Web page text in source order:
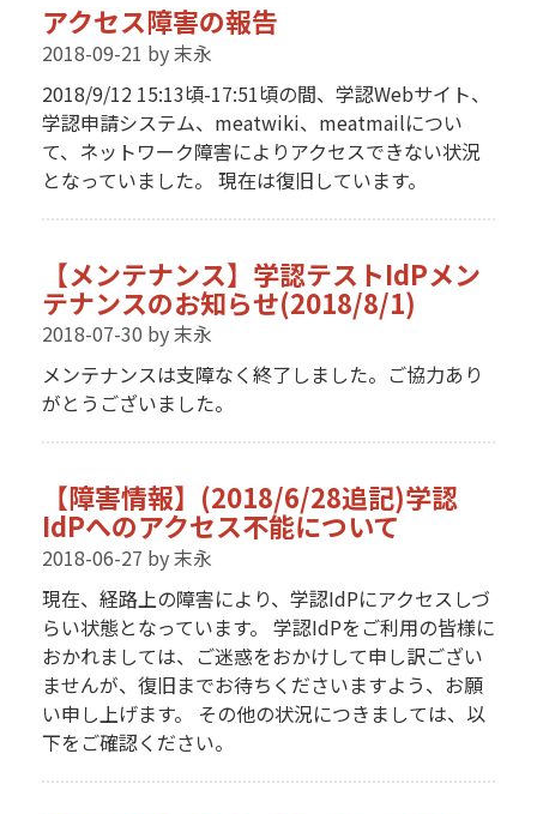
アクセス障害の報告
2018-09-21 by 末永
2018/9/12 15:13頃-17:51頃の間、学認Webサイト、
学認申請システム、meatwiki、meatmailについ
て、ネットワーク障害によりアクセスできない状況
となっていました。 現在は復旧しています。
【メンテナンス】学認テストIdPメン
テナンスのお知らせ(2018/8/1)
2018-07-30 by 末永
メンテナンスは支障なく終了しました。ご協力あり
がとうございました。
【障害情報】(2018/6/28追記)学認
IdPへのアクセス不能について
2018-06-27 by 末永
現在、経路上の障害により、学認IdPにアクセスしづ
らい状態となっています。 学認IdPをご利用の皆様に
おかれましては、ご迷惑をおかけして申し訳ござい
ませんが、復旧までお待ちくださいますよう、お願
い申し上げます。 その他の状況につきましては、以
下をご確認ください。